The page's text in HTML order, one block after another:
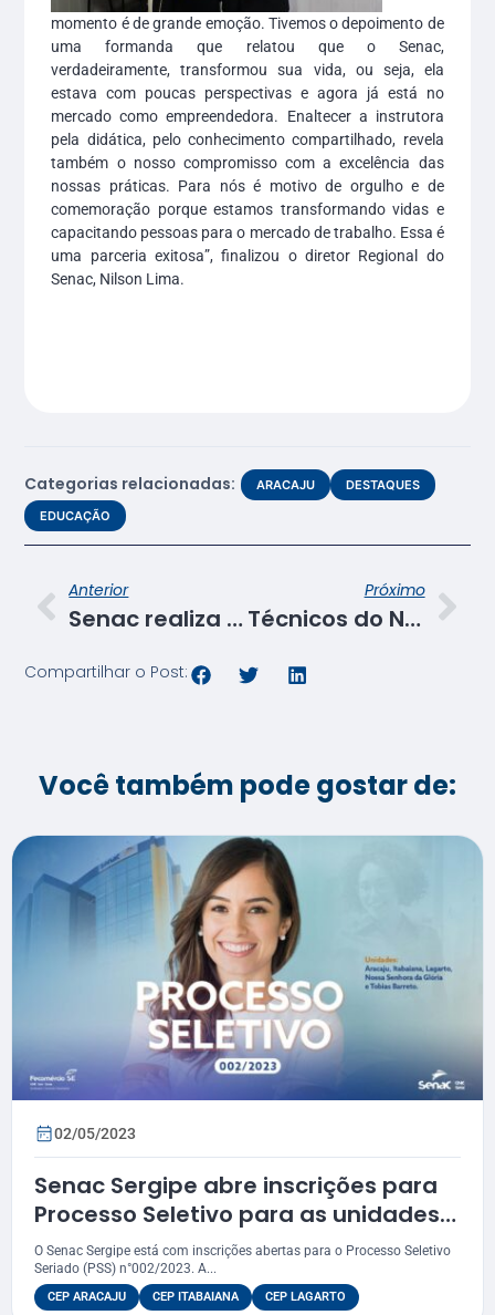
momento é de grande emoção. Tivemos o depoimento de
uma formanda que relatou que o Senac,
verdadeiramente, transformou sua vida, ou seja, ela
estava com poucas perspectivas e agora já está no
mercado como empreendedora. Enaltecer a instrutora
pela didática, pelo conhecimento compartilhado, revela
também o nosso compromisso com a excelência das
nossas práticas. Para nós é motivo de orgulho e de
comemoração porque estamos transformando vidas e
capacitando pessoas para o mercado de trabalho. Essa é
uma parceria exitosa”, finalizou o diretor Regional do
Senac, Nilson Lima.
Categorias relacionadas: ARACAJU
DESTAQUES
EDUCAÇÃO
Anterior
Senac realiza aula inaugural do curso de auxiliar de cozinha em Canindé
Próximo
Técnicos do NDIE alinham estratégias e metas em reunião com Direção Regional do Senac
Compartilhar o Post:
Você também pode gostar de:
02/05/2023
Senac Sergipe abre inscrições para
Processo Seletivo para as unidades
de Aracaju e do interior
O Senac Sergipe está com inscrições abertas para o Processo Seletivo
Seriado (PSS) n°002/2023. A...
CEP ARACAJU CEP ITABAIANA CEP LAGARTO